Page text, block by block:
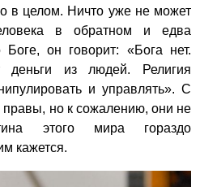
в целом. Ничто уже не может
в обратном и едва
он говорит: «Бога нет.
деньги из людей. Религия
и управлять». С
правы, но к сожалению, они не
этого мира гораздо
кажется.